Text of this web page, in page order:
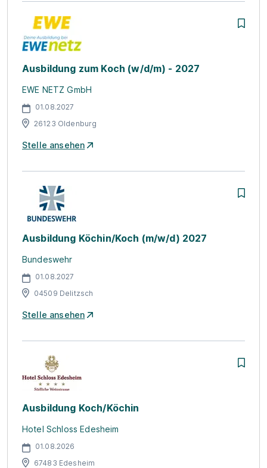
Ausbildung zum Koch (w/d/m) - 2027
EWE NETZ GmbH
01.08.2027
26123 Oldenburg
Stelle ansehen
Ausbildung Köchin/Koch (m/w/d) 2027
Bundeswehr
01.08.2027
04509 Delitzsch
Stelle ansehen
Ausbildung Koch/Köchin
Hotel Schloss Edesheim
01.08.2026
67483 Edesheim